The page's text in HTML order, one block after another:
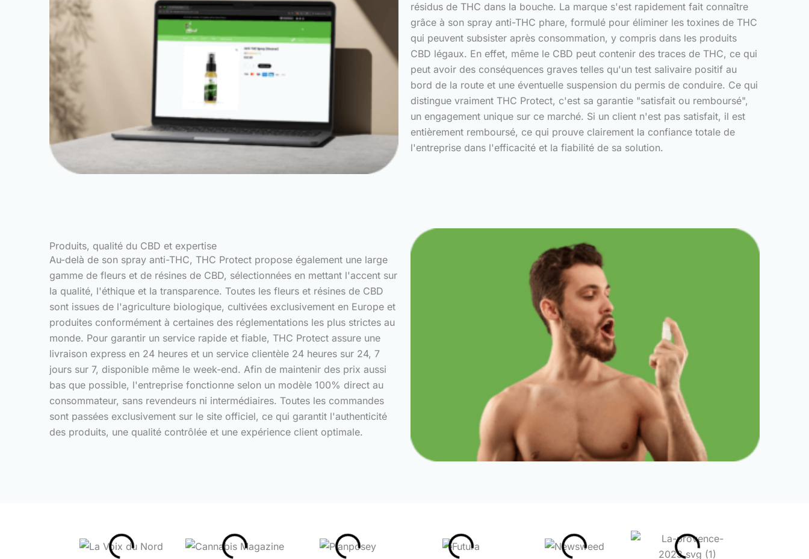
résidus de THC dans la bouche. La marque s'est rapidement fait connaître
grâce à son spray anti-THC phare, formulé pour éliminer les toxines de THC
qui peuvent subsister après consommation, y compris dans les produits
CBD légaux. En effet, même le CBD peut contenir des traces de THC, ce qui
peut avoir des conséquences graves telles qu'un test salivaire positif au
bord de la route et une éventuelle suspension du permis de conduire. Ce qui
distingue vraiment THC Protect, c'est sa garantie "satisfait ou remboursé",
un engagement unique sur ce marché. Si un client n'est pas satisfait, il est
entièrement remboursé, ce qui prouve clairement la confiance totale de
l'entreprise dans l'efficacité et la fiabilité de sa solution.
Produits, qualité du CBD et expertise
Au-delà de son spray anti-THC, THC Protect propose également une large
gamme de fleurs et de résines de CBD, sélectionnées en mettant l'accent sur
la qualité, l'éthique et la transparence. Toutes les fleurs et résines de CBD
sont issues de l'agriculture biologique, cultivées exclusivement en Europe et
produites conformément à certaines des réglementations les plus strictes au
monde. Pour garantir un service rapide et fiable, THC Protect assure une
livraison express en 24 heures et un service clientèle 24 heures sur 24, 7
jours sur 7, disponible même le week-end. Afin de maintenir des prix aussi
bas que possible, l'entreprise fonctionne selon un modèle 100% direct au
consommateur, sans revendeurs ni intermédiaires. Toutes les commandes
sont passées exclusivement sur le site officiel, ce qui garantit l'authenticité
des produits, une qualité contrôlée et une expérience client optimale.